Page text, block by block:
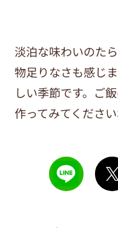
淡泊な味わいのた
物足りなさも感じ
しい季節です。ご
作ってみてください